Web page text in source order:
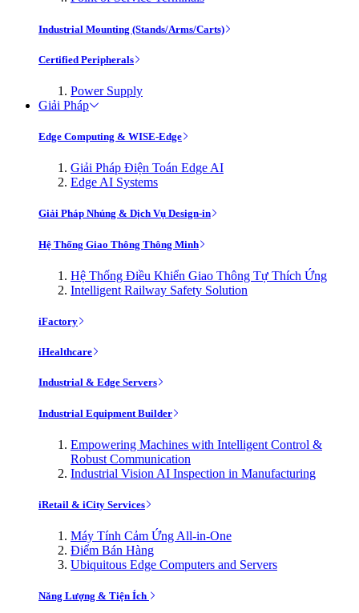
Industrial Mounting (Stands/Arms/Carts)
Certified Peripherals
Power Supply
Giải Pháp
Edge Computing & WISE-Edge
Giải Pháp Điện Toán Edge AI
Edge AI Systems
Giải Pháp Nhúng & Dịch Vụ Design-in
Hệ Thống Giao Thông Thông Minh
Hệ Thống Điều Khiển Giao Thông Tự Thích Ứng
Intelligent Railway Safety Solution
iFactory
iHealthcare
Industrial & Edge Servers
Industrial Equipment Builder
Empowering Machines with Intelligent Control &
Robust Communication
Industrial Vision AI Inspection in Manufacturing
iRetail & iCity Services
Máy Tính Cảm Ứng All-in-One
Điểm Bán Hàng
Ubiquitous Edge Computers and Servers
Năng Lượng & Tiện Ích